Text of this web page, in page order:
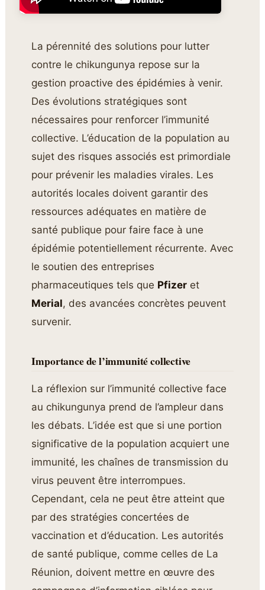
La pérennité des solutions pour lutter
contre le chikungunya repose sur la
gestion proactive des épidémies à venir.
Des évolutions stratégiques sont
nécessaires pour renforcer l’immunité
collective. L’éducation de la population au
sujet des risques associés est primordiale
pour prévenir les maladies virales. Les
autorités locales doivent garantir des
ressources adéquates en matière de
santé publique pour faire face à une
épidémie potentiellement récurrente. Avec
le soutien des entreprises
pharmaceutiques tels que Pfizer et
Merial, des avancées concrètes peuvent
survenir.
Importance de l’immunité collective
La réflexion sur l’immunité collective face
au chikungunya prend de l’ampleur dans
les débats. L’idée est que si une portion
significative de la population acquiert une
immunité, les chaînes de transmission du
virus peuvent être interrompues.
Cependant, cela ne peut être atteint que
par des stratégies concertées de
vaccination et d’éducation. Les autorités
de santé publique, comme celles de La
Réunion, doivent mettre en œuvre des